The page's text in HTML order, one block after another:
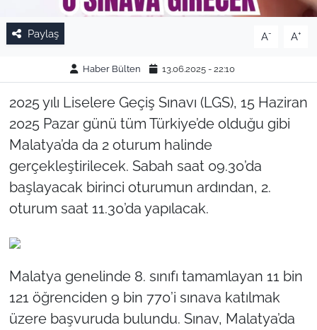
Paylaş A- A+
Haber Bülten 13.06.2025 - 22:10
2025 yılı Liselere Geçiş Sınavı (LGS), 15 Haziran
2025 Pazar günü tüm Türkiye’de olduğu gibi
Malatya’da da 2 oturum halinde
gerçekleştirilecek. Sabah saat 09.30’da
başlayacak birinci oturumun ardından, 2.
oturum saat 11.30’da yapılacak.
Malatya genelinde 8. sınıfı tamamlayan 11 bin
121 öğrenciden 9 bin 770’i sınava katılmak
üzere başvuruda bulundu. Sınav, Malatya’da